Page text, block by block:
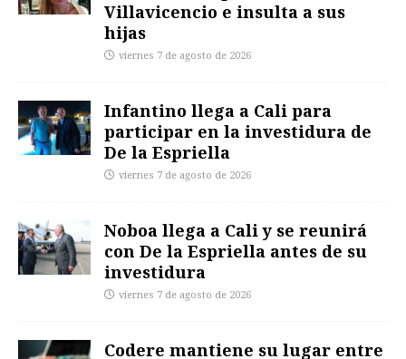
Villavicencio e insulta a sus
hijas
viernes 7 de agosto de 2026
Infantino llega a Cali para
participar en la investidura de
De la Espriella
viernes 7 de agosto de 2026
Noboa llega a Cali y se reunirá
con De la Espriella antes de su
investidura
viernes 7 de agosto de 2026
Codere mantiene su lugar entre